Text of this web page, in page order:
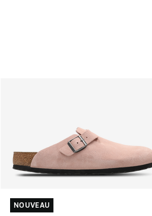
NOUVEAU
NOUVEAU